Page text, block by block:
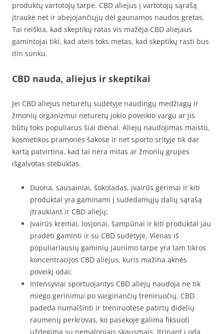
produktų vartotojų tarpe. CBD aliejus į vartotojų sąrašą
įtraukė net ir abejojančiųjų dėl gaunamos naudos gretas.
Tai reiškia, kad skeptikų ratas vis mažėja CBD aliejaus
gamintojai tiki, kad ateis toks metas, kad skeptikų rasti bus
itin sunku.
CBD nauda, aliejus ir skeptikai
Jei CBD aliejus neturėtų sudėtyje naudingų medžiagų ir
žmonių organizmui neturėtų jokio poveikio vargu ar jis
būtų toks populiarus šiai dienai. Aliejų naudojimas maisto,
kosmetikos pramonės šakose ir net sporto srityje tik dar
kartą patvirtina, kad tai nėra mitas ar žmonių grupės
išgalvotas stebuklas.
Duona, sausainiai, šokoladas, įvairūs gėrimai ir kiti
produktai yra gaminami į sudedamųjų dalių sąrašą
įtraukiant ir CBD aliejų;
Įvairūs kremai, losjonai, šampūnai ir kiti produktai jau
pradėti gaminti ir su CBD sudėtyje. Vienas iš
populiariausių gaminių jaunimo tarpe yra tam tikros
koncentracijos CBD aliejus, kuris mažina aknės
poveikį odai;
Intensyviai sportuojantys CBD aliejų naudoja ne tik
miego gerinimui po varginančių treniruočių. CBD
padeda numalšinti ir treniruotėse patirtų didelių
raumenų perkrovas, ko pasekoje galima fiksuoti
uždegimą su nemaloniais skausmais. Įtrinant į odą